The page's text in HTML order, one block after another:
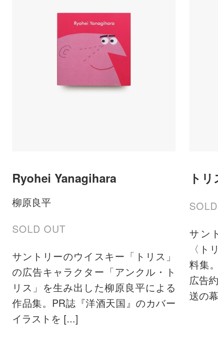
Ryohei Yanagihara
柳原良平
SOLD OUT
サントリーのウイスキー「トリス」
の広告キャラクター「アンクル・ト
リス」を生み出した柳原良平による
作品集。PR誌『洋酒天国』のカバー
イラストを [...]
ト
サン
〈ト
料集
広告
送の